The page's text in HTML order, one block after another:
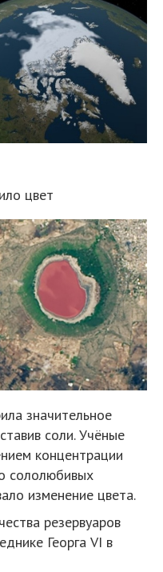
цвет
значительное
соли. Учёные
концентрации
сололюбивых
изменение цвета.
резервуаров
Георга VI в